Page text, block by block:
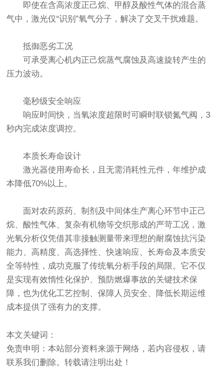
即使在含高浓度正己烷、甲醇及酸性气体的混合蒸
气中，激光仅“识别”氧气分子，解决了交叉干扰难题。
抵御恶劣工况
可承受离心机内正己烷蒸气腐蚀及高速旋转产生的
压力波动。
毫秒级安全响应
响应时间快，当氧浓度超限时可瞬时联锁氮气阀，3
秒内完成浓度调控。
本质长寿命设计
激光器使用寿命长，且无需消耗性元件，年维护成
本降低70%以上。
面对农药原药、制剂及中间体生产离心环节中正己
烷、酸性气体、复杂有机物等交织形成的严苛工况，激
光氧分析仪凭借其非接触测量带来理想的耐腐蚀抗污染
能力、高精度、高选择性、快速响应、长寿命及本质安
全等特性，成功克服了传统氧分析手段的局限。它不仅
是实现有效惰性化保护、预防燃爆事故的关键技术保
障，也为优化工艺控制、保障人员安全、降低长期运维
成本提供了强有力的支撑。
本文关键词：
免责申明：本站部分资料来源于网络，若内容侵权，请
联系我们删除。转载请注明出处！